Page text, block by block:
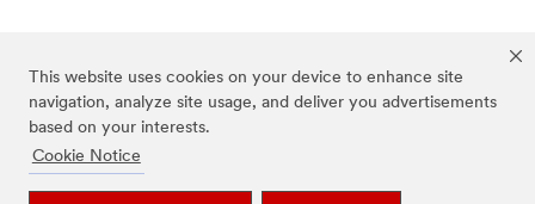
This website uses cookies on your device to enhance site
navigation, analyze site usage, and deliver you advertisements
based on your interests.
Cookie Notice